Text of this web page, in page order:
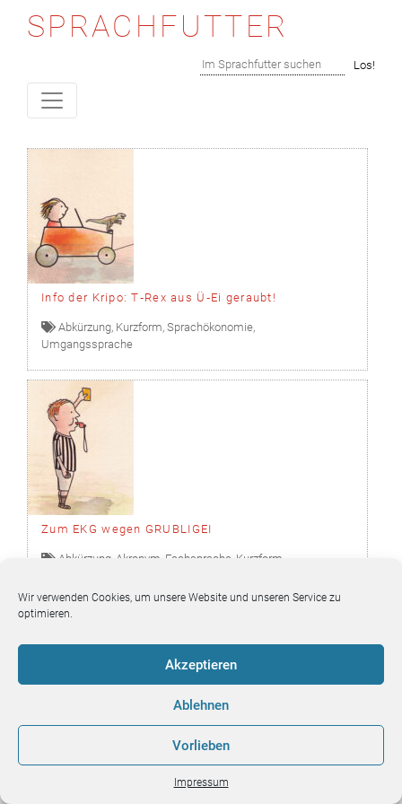
Wir verwenden Cookies, um unsere Website und unseren Service zu
optimieren.
Akzeptieren
Ablehnen
Vorlieben
Impressum
SPRACHFUTTER
Suchen Los!
Info der Kripo: T‑Rex aus Ü‑Ei geraubt!
Abkürzung, Kurzform, Sprachökonomie,
Umgangssprache
Zum EKG wegen GRUBLIGEI
Abkürzung Akronym Fachsprache Kurzform
Sprachfutter-Team
Blick ins
Blick ins
Buch 2 |
Kontakt
Impressum